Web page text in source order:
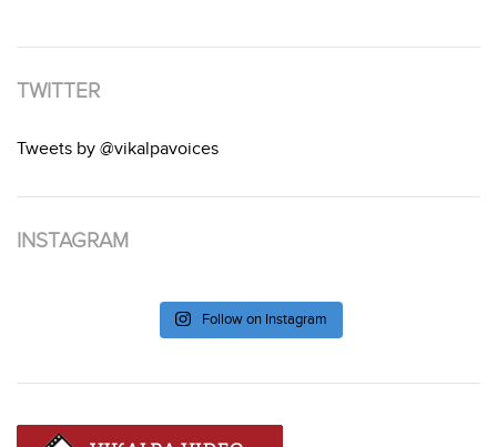
TWITTER
Tweets by @vikalpavoices
INSTAGRAM
Follow on Instagram